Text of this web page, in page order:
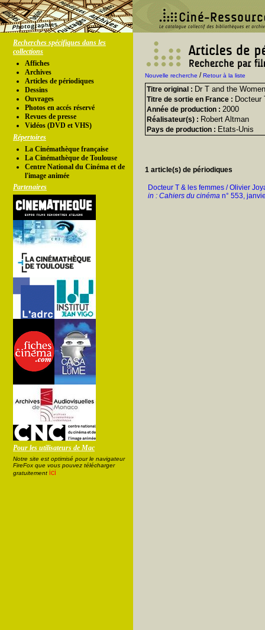
Recherches spécifiques dans les
collections
Affiches
Archives
Articles de périodiques
Dessins
Ouvrages
Photos en accés réservé
Revues de presse
Vidéos (DVD et VHS)
Répertoires
La Cinémathèque française
La Cinémathèque de Toulouse
Centre National du Cinéma et de
l'image animée
Partenaires
Pour les utilisateurs de Mac
Notre site est optimisé pour le navigateur
FireFox que vous pouvez télécharger
gratuitement ici
Nouvelle recherche /Retour à la liste
Titre original : Dr T and the Women
Titre de sortie en France : Docteur
Année de production : 2000
Réalisateur(s) : Robert Altman
Pays de production : Etats-Unis
1 article(s) de périodiques
Docteur T & les femmes / Olivier
in : Cahiers du cinéma n° 553,